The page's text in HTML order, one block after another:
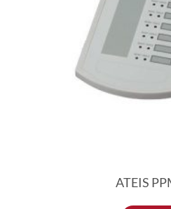
ATEIS